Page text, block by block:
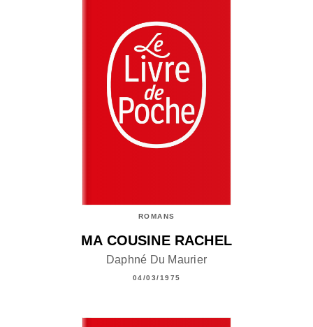
ROMANS
MA COUSINE RACHEL
Daphné Du Maurier
04/03/1975